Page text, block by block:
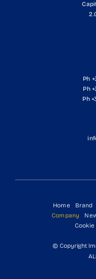
Ph
Ph
Ph
Home Brand
Company
Cookie
© Copyright